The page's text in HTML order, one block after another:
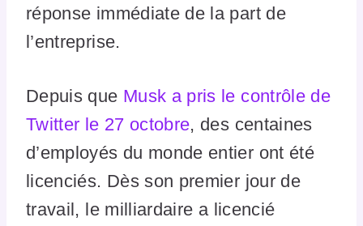
réponse immédiate de la part de
l’entreprise.
Depuis que Musk a pris le contrôle de
Twitter le 27 octobre, des centaines
d’employés du monde entier ont été
licenciés. Dès son premier jour de
travail, le milliardaire a licencié